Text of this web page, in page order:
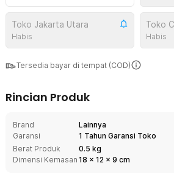
Toko Jakarta Utara
Habis
Toko
Habis
Tersedia bayar di tempat (COD)
Rincian Produk
Brand
Lainnya
Garansi
1 Tahun Garansi Toko
Berat Produk
0.5 kg
Dimensi Kemasan 18 x 12 x 9 cm